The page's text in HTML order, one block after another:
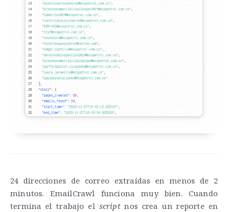
24 direcciones de correo extraídas en menos de 2
minutos. EmailCrawl funciona muy bien. Cuando
termina el trabajo el scriptnos crea un reporte en